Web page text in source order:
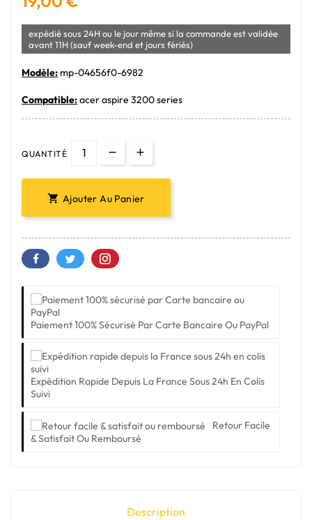
expédié sous 24H ou le jour même si la commande est validée
avant 11H (sauf week-end et jours fériés)
Modèle: mp-04656f0-6982
Compatible:acer aspire 3200 series
QUANTITÉ
 Ajouter Au Panier
Paiement 100% Sécurisé Par Carte Bancaire Ou PayPal
Expédition Rapide Depuis La France Sous 24h En Colis
Suivi
Retour Facile
& Satisfait Ou Remboursé
Description